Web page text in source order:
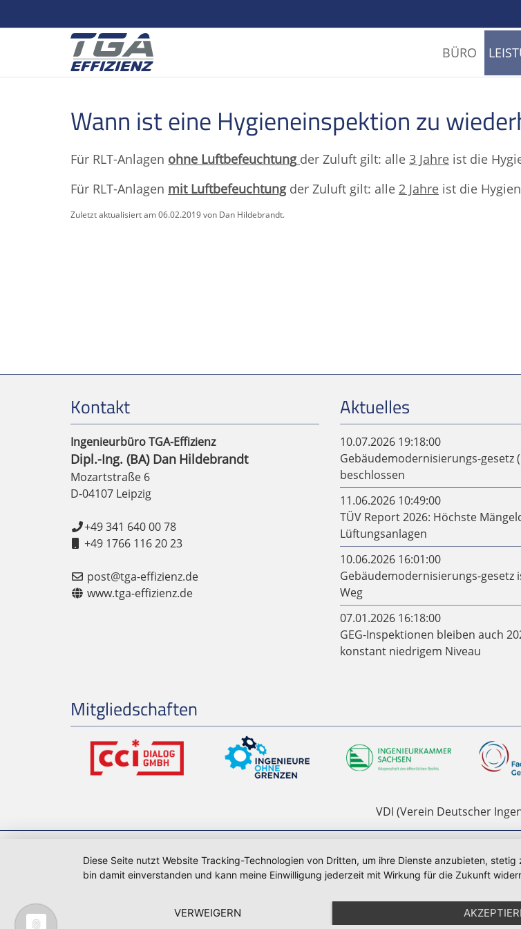
BÜRO
Wann ist eine Hygieneinspektion zu
Für RLT-Anlagen ohne Luftbefeuchtung der Zuluft gilt: alle 3 Jahre ist die
Für RLT-Anlagen mit Luftbefeuchtungder Zuluft gilt: alle 2 Jahre ist die
Zuletzt aktualisiert am 06.02.2019 von Dan Hildebrandt.
Kontakt
Ingenieurbüro TGA-Effizienz
Dipl.-Ing. (BA) Dan Hildebrandt
Mozartstraße 6
D-04107 Leipzig
+49 341 640 00 78
+49 1766 116 20 23
post@tga-effizienz.de
www.tga-effizienz.de
Aktuelles
10.07.2026 19:18:00
Gebäudemodernisierungs-gesetz
beschlossen
11.06.2026 10:49:00
TÜV Report 2026: Höchste
Lüftungsanlagen
10.06.2026 16:01:00
Gebäudemodernisierungs-gesetz
Weg
07.01.2026 16:18:00
GEG-Inspektionen bleiben auch
konstant niedrigem Niveau
Mitgliedschaften
VDI (Verein Deutscher
Diese Seite nutzt Website Tracking-Technologien von Dritten, um ihre Dienste anzubieten,
bin damit einverstanden und kann meine Einwilligung jederzeit mit Wirkung für die Zukunft
VERWEIGERN